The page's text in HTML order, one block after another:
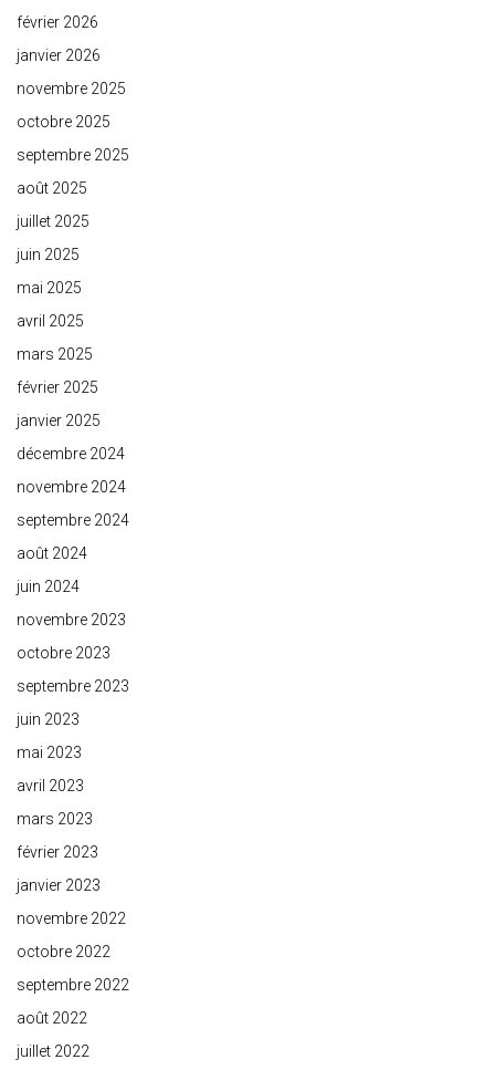
février 2026
janvier 2026
novembre 2025
octobre 2025
septembre 2025
août 2025
juillet 2025
juin 2025
mai 2025
avril 2025
mars 2025
février 2025
janvier 2025
décembre 2024
novembre 2024
septembre 2024
août 2024
juin 2024
novembre 2023
octobre 2023
septembre 2023
juin 2023
mai 2023
avril 2023
mars 2023
février 2023
janvier 2023
novembre 2022
octobre 2022
septembre 2022
août 2022
juillet 2022